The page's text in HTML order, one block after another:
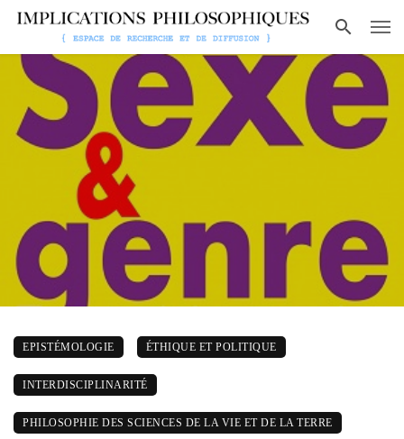
EPISTÉMOLOGIE ÉTHIQUE ET POLITIQUE
INTERDISCIPLINARITÉ
PHILOSOPHIE DES SCIENCES DE LA VIE ET DE LA TERRE